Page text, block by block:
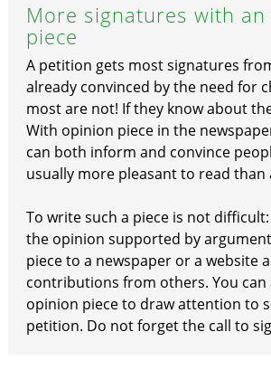
More signatures with
piece
A petition gets most signatures
already convinced by the need for
most are not! If they know about
With opinion piece in the
can both inform and convince
usually more pleasant to read than
To write such a piece is not
the opinion supported by
piece to a newspaper or a website
contributions from others. You can
opinion piece to draw attention to
petition. Do not forget the call to